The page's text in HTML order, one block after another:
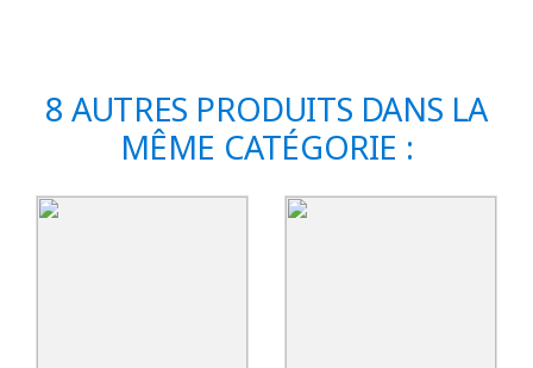
8 AUTRES PRODUITS DANS LA
MÊME CATÉGORIE :